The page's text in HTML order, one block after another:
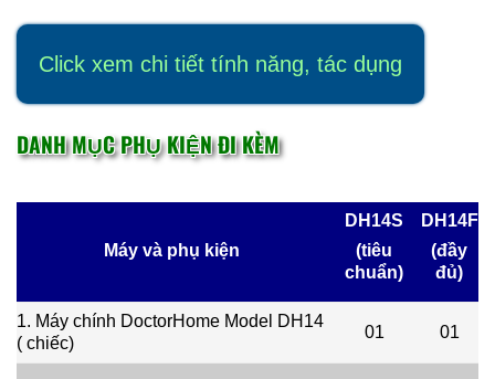
Click xem chi tiết tính năng, tác dụng
DANH MỤC PHỤ KIỆN ĐI KÈM
Máy và phụ kiện
DH14S
(tiêu
chuẩn)
DH14F
(đầy
đủ)
1. Máy chính DoctorHome Model DH14
( chiếc)
01 01